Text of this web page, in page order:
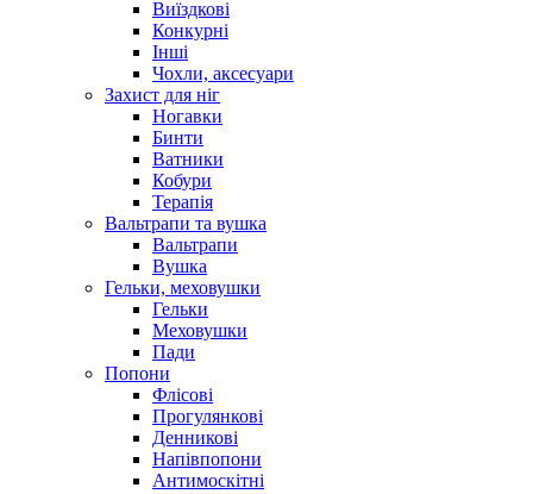
Виїздкові
Конкурні
Інші
Чохли, аксесуари
Захист для ніг
Ногавки
Бинти
Ватники
Кобури
Терапія
Вальтрапи та вушка
Вальтрапи
Вушка
Гельки, меховушки
Гельки
Меховушки
Пади
Попони
Флісові
Прогулянкові
Денникові
Напівпопони
Антимоскітні